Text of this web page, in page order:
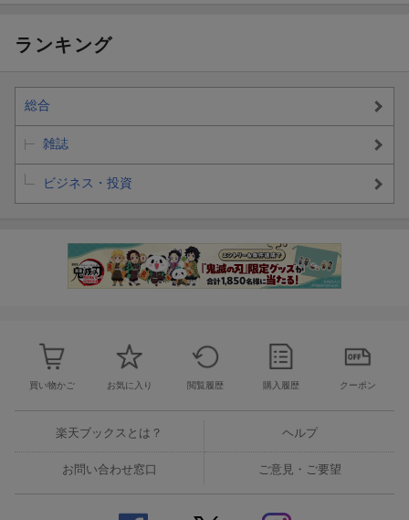
ランキング
総合
雑誌
ビジネス・投資
買い物かご お気に入り 閲覧履歴 購入履歴 クーポン
楽天ブックスとは？ ヘルプ
お問い合わせ窓口 ご意見・ご要望